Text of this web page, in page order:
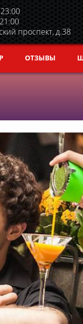
проспект, д.38
ОТЗЫВЫ